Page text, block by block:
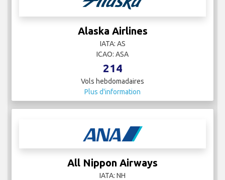
Alaska Airlines
IATA: AS
ICAO: ASA
214
Vols hebdomadaires
Plus d'information
All Nippon Airways
IATA: NH